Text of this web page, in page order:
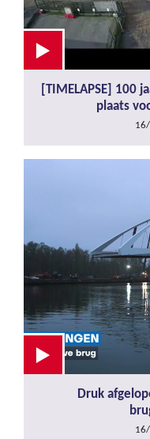
[TIMELAPSE] 100
plaats
Druk